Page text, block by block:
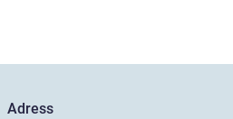
Adress